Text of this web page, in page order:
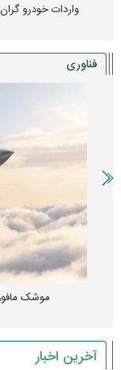
واردات خودرو
فناوری
موشک
آخرین اخبار